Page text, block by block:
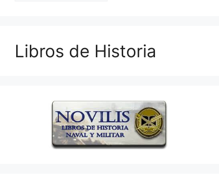
Libros de Historia